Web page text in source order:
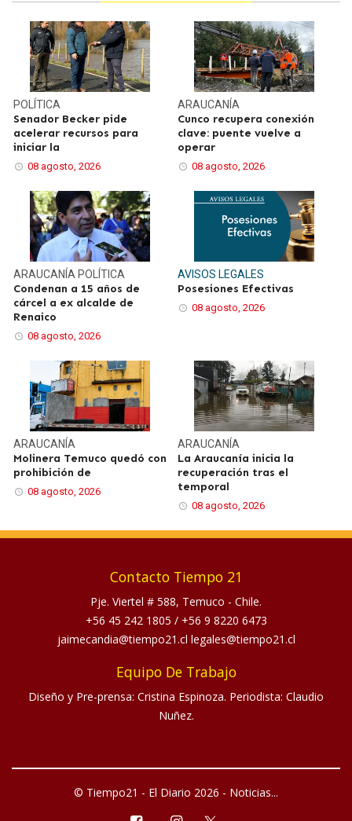
POLÍTICA
Senador Becker pide
acelerar recursos para
iniciar la
08 agosto, 2026
ARAUCANÍA
Cunco recupera conexión
clave: puente vuelve a
operar
08 agosto, 2026
ARAUCANÍA POLÍTICA
Condenan a 15 años de
cárcel a ex alcalde de
Renaico
08 agosto, 2026
AVISOS LEGALES
Posesiones Efectivas
08 agosto, 2026
ARAUCANÍA
Molinera Temuco quedó con
prohibición de
08 agosto, 2026
ARAUCANÍA
La Araucanía inicia la
recuperación tras el
temporal
08 agosto, 2026
Contacto Tiempo 21
Pje. Viertel # 588, Temuco - Chile.
+56 45 242 1805 / +56 9 8220 6473
jaimecandia@tiempo21.cl legales@tiempo21.cl
Equipo De Trabajo
Diseño y Pre-prensa: Cristina Espinoza. Periodista: Claudio
Nuñez.
© Tiempo21 - El Diario 2026 - Noticias...